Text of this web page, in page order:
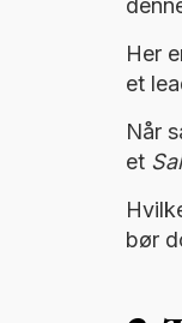
Her
et
Når
et
bør